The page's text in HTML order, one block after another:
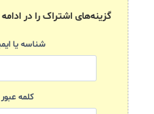
گزینه‌های اشتراک را در
شناسه یا
کلمه عبور